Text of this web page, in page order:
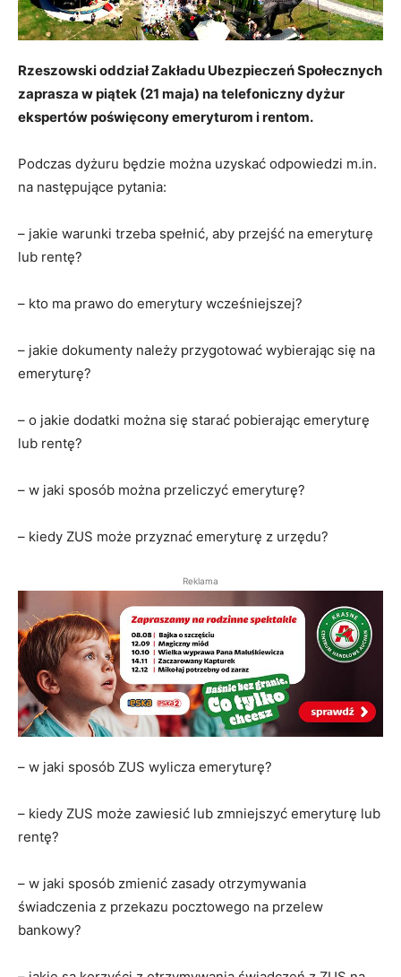
Rzeszowski oddział Zakładu Ubezpieczeń Społecznych
zaprasza w piątek (21 maja) na telefoniczny dyżur
ekspertów poświęcony emeryturom i rentom.
Podczas dyżuru będzie można uzyskać odpowiedzi m.in.
na następujące pytania:
– jakie warunki trzeba spełnić, aby przejść na emeryturę
lub rentę?
– kto ma prawo do emerytury wcześniejszej?
– jakie dokumenty należy przygotować wybierając się na
emeryturę?
– o jakie dodatki można się starać pobierając emeryturę
lub rentę?
– w jaki sposób można przeliczyć emeryturę?
– kiedy ZUS może przyznać emeryturę z urzędu?
Reklama
– w jaki sposób ZUS wylicza emeryturę?
– kiedy ZUS może zawiesić lub zmniejszyć emeryturę lub
rentę?
– w jaki sposób zmienić zasady otrzymywania
świadczenia z przekazu pocztowego na przelew
bankowy?